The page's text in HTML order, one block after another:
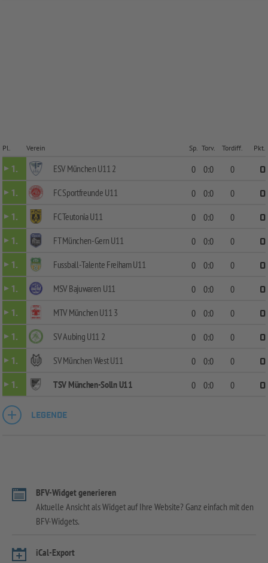
Pl. Verein Sp. Torv. Tordiff. Pkt.
1. ESV München U11 2 0 0:0 0
0
1.
FC Sportfreunde U11 0 0:0 0
0
1.
FC Teutonia U11 0 0:0 0
0
1.
FT München-Gern U11 0 0:0 0
0
1.
Fussball-Talente Freiham U11 0 0:0 0
0
1.
MSV Bajuwaren U11 0 0:0 0
0
1.
MTV München U11 3 0 0:0 0
0
1.
SV Aubing U11 2 0 0:0 0
0
1.
SV München West U11 0 0:0 0
0
1.
TSV München-Solln U11 0 0:0 0 0
LEGENDE
BFV-Widget generieren
Aktuelle Ansicht als Widget auf Ihre Website? Ganz einfach mit den
BFV-Widgets.
iCal-Export